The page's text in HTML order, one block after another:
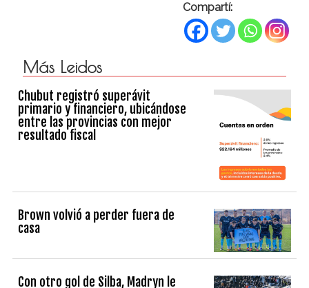
Compartí:
Más Leidos
Chubut registró superávit
primario y financiero, ubicándose
entre las provincias con mejor
resultado fiscal
Brown volvió a perder fuera de
casa
Con otro gol de Silba, Madryn le